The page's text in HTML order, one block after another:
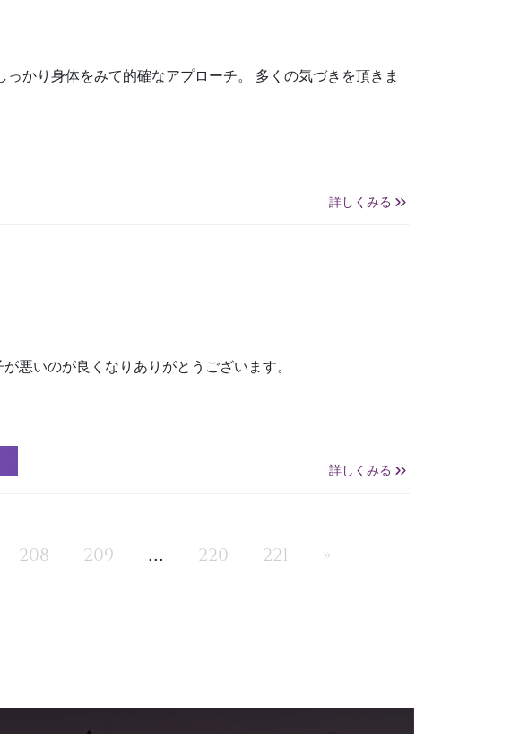
かり身体をみて的確なアプローチ。 多くの気づきを頂きま
詳しくみる
悪いのが良くなりありがとうございます。
詳しくみる
208 209 ... 220 221 »